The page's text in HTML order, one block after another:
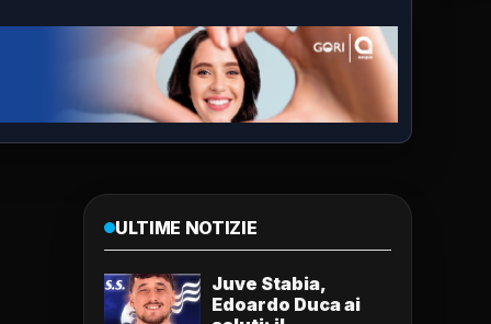
ULTIME NOTIZIE
Juve Stabia,
Edoardo Duca ai